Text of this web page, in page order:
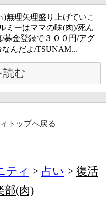
無理矢理盛り上げていこ
ミーはママの味(肉)/死ん
募金登録で３００円/アグ
んだよ/TSUNAM...
む
トップへ戻る
ティ 占い
復活
(肉)